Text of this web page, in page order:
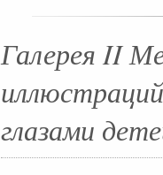
Галерея II
глазами